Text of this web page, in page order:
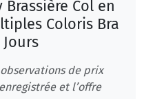
Col en
Coloris Bra
de prix
et l’offre